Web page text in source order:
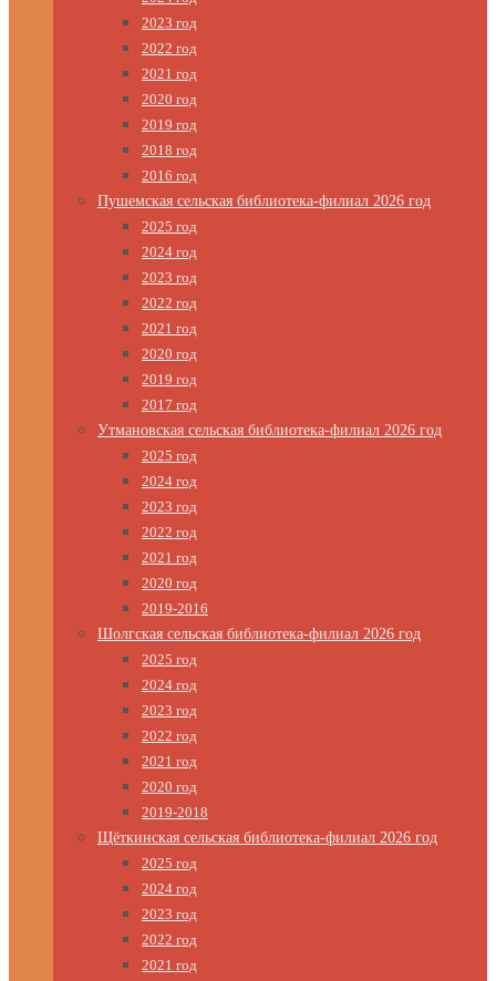
2023 год
2022 год
2021 год
2020 год
2019 год
2018 год
2016 год
Пушемская сельская библиотека-филиал 2026 год
2025 год
2024 год
2023 год
2022 год
2021 год
2020 год
2019 год
2017 год
Утмановская сельская библиотека-филиал 2026 год
2025 год
2024 год
2023 год
2022 год
2021 год
2020 год
2019-2016
Шолгская сельская библиотека-филиал 2026 год
2025 год
2024 год
2023 год
2022 год
2021 год
2020 год
2019-2018
Щёткинская сельская библиотека-филиал 2026 год
2025 год
2024 год
2023 год
2022 год
2021 год